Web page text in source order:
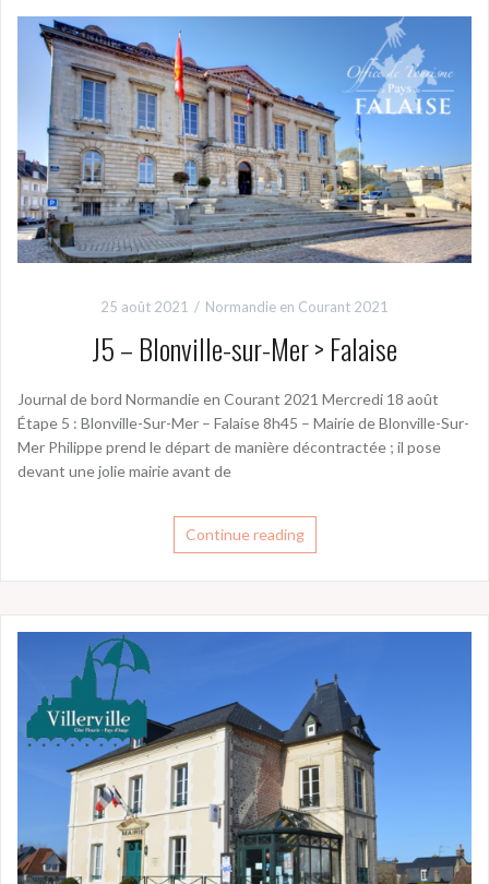
25 août 2021 Normandie en Courant 2021
J5 – Blonville-sur-Mer > Falaise
Journal de bord Normandie en Courant 2021 Mercredi 18 août
Étape 5 : Blonville-Sur-Mer – Falaise 8h45 – Mairie de Blonville-Sur-
Mer Philippe prend le départ de manière décontractée ; il pose
devant une jolie mairie avant de
Continue reading